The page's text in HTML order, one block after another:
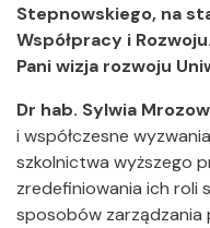
Stepnowskiego, na
Współpracy i
Pani wizja rozwoju
Dr hab. Sylwia
i współczesne
szkolnictwa wyższego
zredefiniowania ich roli
sposobów zarządzania